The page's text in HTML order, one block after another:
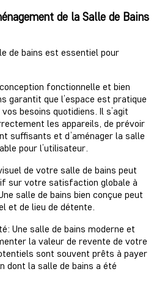
de la Salle de Bains
de bains est essentiel pour
fonctionnelle et bien
garantit que l’espace est pratique
besoins quotidiens. Il s’agit
les appareils, de prévoir
suffisants et d’aménager la salle
pour l’utilisateur.
de votre salle de bains peut
sur votre satisfaction globale à
salle de bains bien conçue peut
et de lieu de détente.
Une salle de bains moderne et
la valeur de revente de votre
sont souvent prêts à payer
dont la salle de bains a été